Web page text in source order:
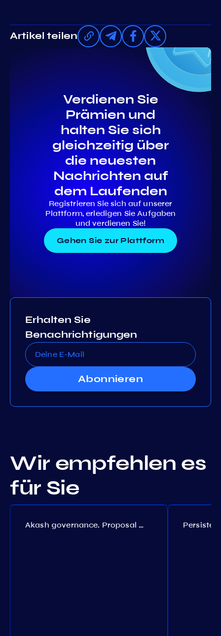
Artikel teilen
Verdienen Sie
Prämien und
halten Sie sich
gleichzeitig über
die neuesten
Nachrichten auf
dem Laufenden
Registrieren Sie sich auf unserer
Plattform, erledigen Sie Aufgaben
und verdienen Sie!
Gehen Sie zur Plattform
Erhalten Sie
Benachrichtigungen
Abonnieren
Wir empfehlen es
für Sie
Akash governance. Proposal №308